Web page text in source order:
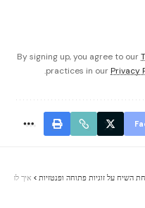
By signing up, you agree to our
practices in our Privacy
השיח על זוגיות פתוחה ופנטזיות > איך